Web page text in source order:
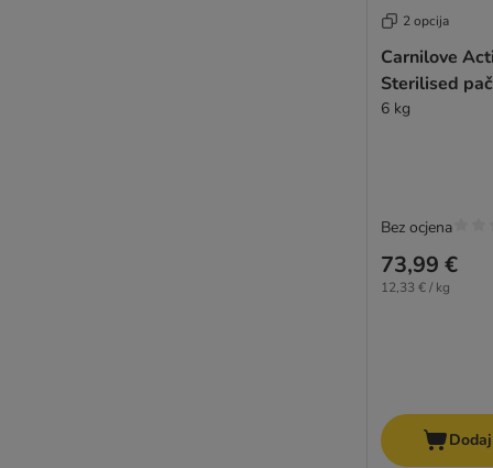
2 opcija
Carnilove
Sterilised
6 kg
73,99 €
12,33 € / kg
Bez ocjena